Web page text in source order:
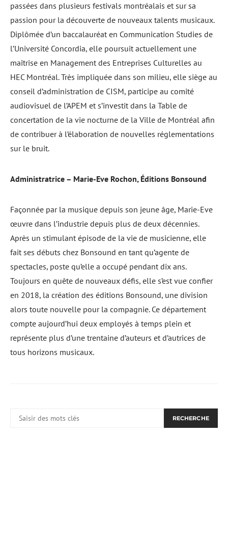
passées dans plusieurs festivals montréalais et sur sa
passion pour la découverte de nouveaux talents musicaux.
Diplômée d’un baccalauréat en Communication Studies de
l’Université Concordia, elle poursuit actuellement une
maîtrise en Management des Entreprises Culturelles au
HEC Montréal. Très impliquée dans son milieu, elle siège au
conseil d’administration de CISM, participe au comité
audiovisuel de l’APEM et s’investit dans la Table de
concertation de la vie nocturne de la Ville de Montréal afin
de contribuer à l’élaboration de nouvelles réglementations
sur le bruit.
Administratrice – Marie-Eve Rochon, Éditions Bonsound
Façonnée par la musique depuis son jeune âge, Marie-Eve
œuvre dans l’industrie depuis plus de deux décennies.
Après un stimulant épisode de la vie de musicienne, elle
fait ses débuts chez Bonsound en tant qu’agente de
spectacles, poste qu’elle a occupé pendant dix ans.
Toujours en quête de nouveaux défis, elle s’est vue confier
en 2018, la création des éditions Bonsound, une division
alors toute nouvelle pour la compagnie. Ce département
compte aujourd’hui deux employés à temps plein et
représente plus d’une trentaine d’auteurs et d’autrices de
tous horizons musicaux.
RECHERCHE